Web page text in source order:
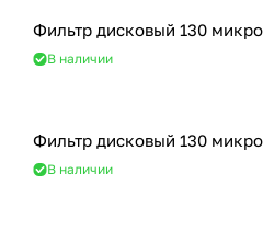
Фильтр дисковый 130
В наличии
Фильтр дисковый 130
В наличии